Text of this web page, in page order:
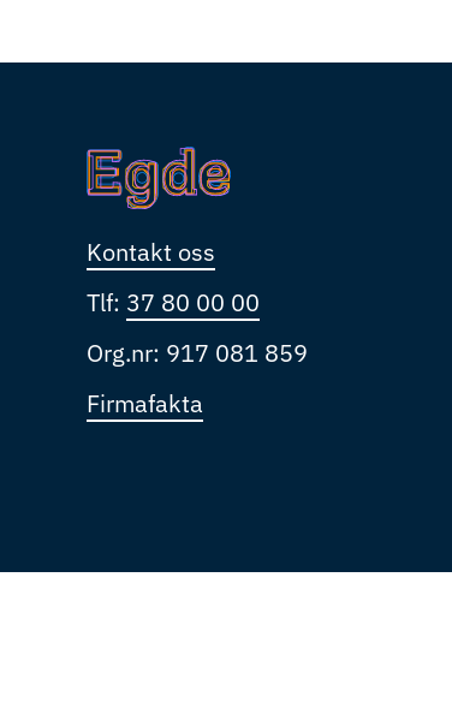
Kontakt oss
Tlf: 37 80 00 00
Org.nr: 917 081 859
Firmafakta